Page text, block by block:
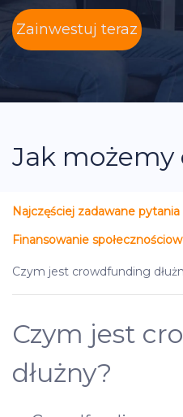
Zainwestuj teraz
Jak możemy
Najczęściej zadawane pytania
Finansowanie
Czym jest crowdfunding
Czym jest
dłużny?